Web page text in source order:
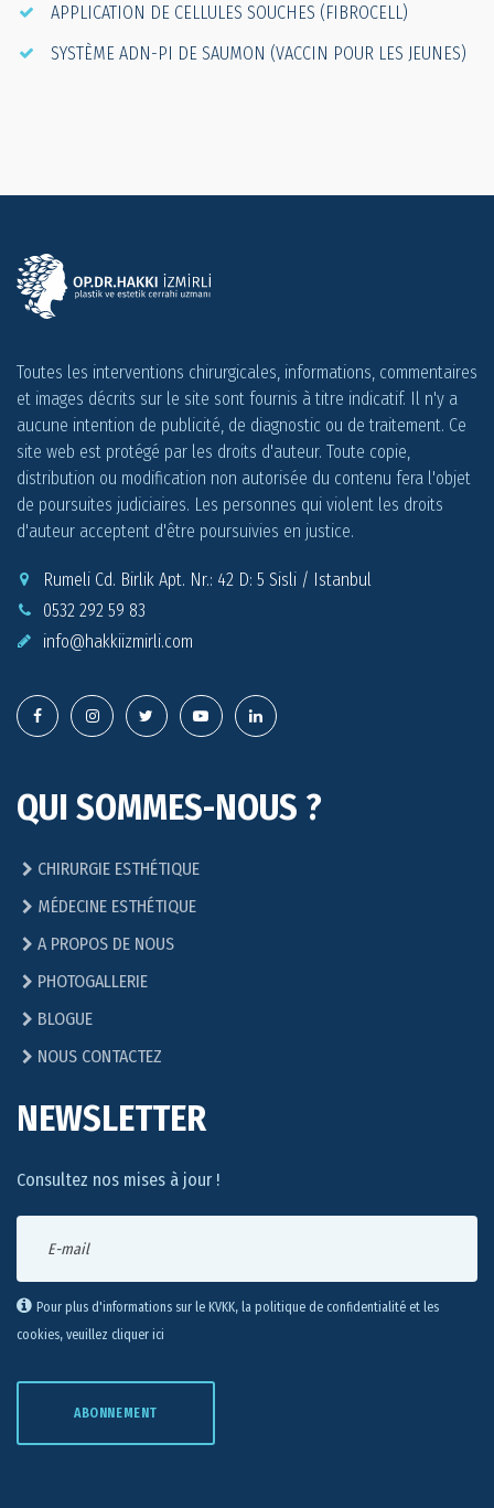
APPLICATION DE CELLULES SOUCHES (FIBROCELL)
SYSTÈME ADN-PI DE SAUMON (VACCIN POUR LES JEUNES)
Toutes les interventions chirurgicales, informations, commentaires
et images décrits sur le site sont fournis à titre indicatif. Il n'y a
aucune intention de publicité, de diagnostic ou de traitement. Ce
site web est protégé par les droits d'auteur. Toute copie,
distribution ou modification non autorisée du contenu fera l'objet
de poursuites judiciaires. Les personnes qui violent les droits
d'auteur acceptent d'être poursuivies en justice.
Rumeli Cd. Birlik Apt. Nr.: 42 D: 5 Sisli / Istanbul
0532 292 59 83
info@hakkiizmirli.com
QUI SOMMES-NOUS ?
CHIRURGIE ESTHÉTIQUE
MÉDECINE ESTHÉTIQUE
A PROPOS DE NOUS
PHOTOGALLERIE
BLOGUE
NOUS CONTACTEZ
NEWSLETTER
Consultez nos mises à jour !
Pour plus d'informations sur le KVKK, la politique de confidentialité et les
cookies, veuillez cliquer ici
ABONNEMENT